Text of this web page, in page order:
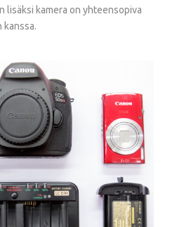
lisäksi kamera on yhteensopiva
kanssa.